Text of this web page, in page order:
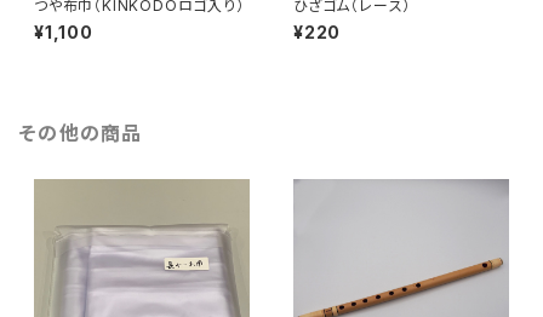
つや布巾（KINKODOロゴ入り）
¥1,100
ひざゴム（レース）
¥220
その他の商品